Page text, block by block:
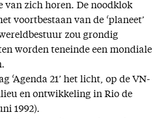
van zich horen. De noodklok
voortbestaan van de ‘planeet’
zou grondig
worden teneinde een mondiale
‘Agenda 21’ het licht, op de VN-
en ontwikkeling in Rio de
1992).